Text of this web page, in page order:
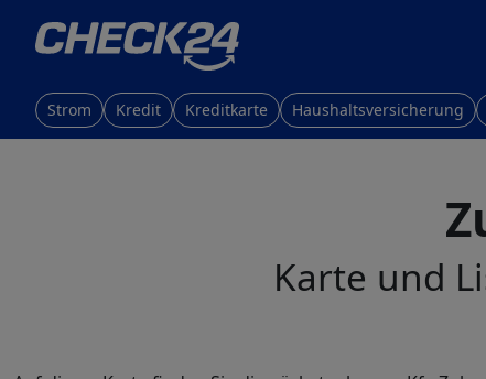
Strom Kredit Kreditkarte Haushaltsversicherung
Karte und